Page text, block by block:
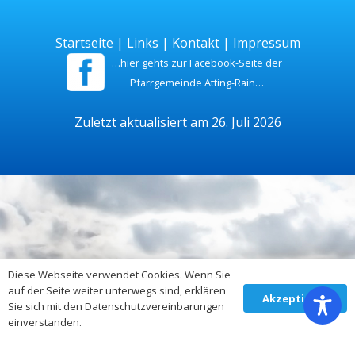
Startseite | Links | Kontakt| Impressum
…hier gehts zur Facebook-Seite der
Pfarrgemeinde Atting-Rain…
Zuletzt aktualisiert am 26. Juli 2026
Diese Webseite verwendet Cookies. Wenn Sie
auf der Seite weiter unterwegs sind, erklären
Sie sich mit den Datenschutzvereinbarungen
einverstanden.
Akzeptieren